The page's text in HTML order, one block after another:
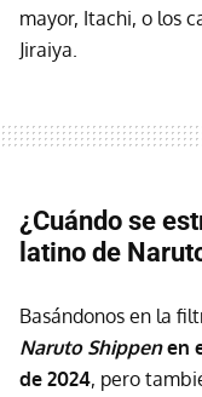
mayor, Itachi, o los
Jiraiya.
¿Cuándo se
latino de
Basándonos en la
Naruto Shippenen
de 2024, pero